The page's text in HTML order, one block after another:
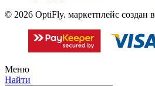
© 2026 OptiFly. маркетплейс создан в
Меню
Найти